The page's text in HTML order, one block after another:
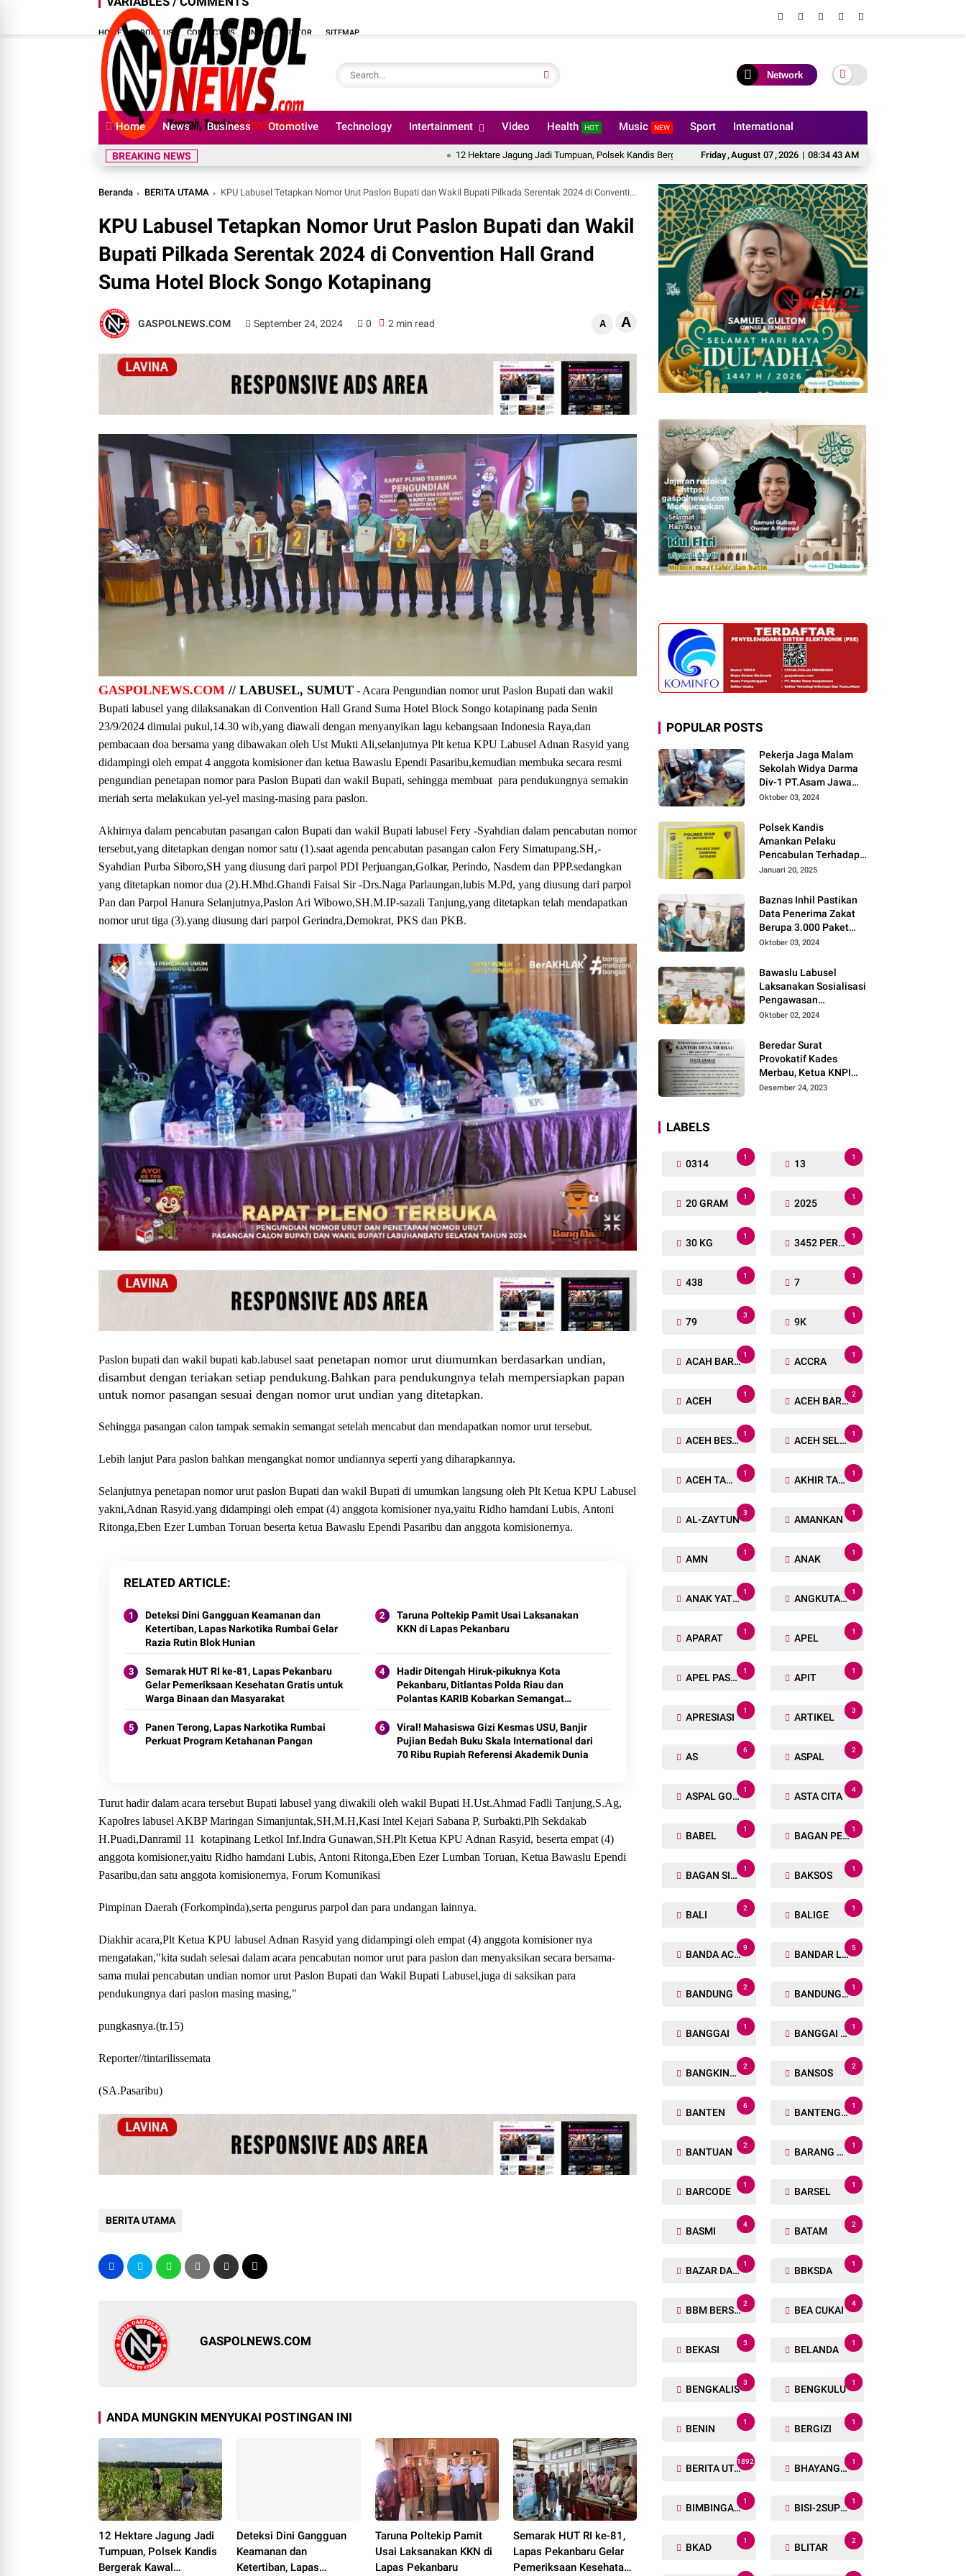
HOME ABOUT US CONTACT US INDEX EDITOR SITEMAP
Network
Home News Business Otomotive Technology Intertainment Video Health HOT Music NEW Sport International
Friday,August 07,2026 | 08:34 45 AM
BREAKING NEWS 12 Hektare Jagung Jadi Tumpuan, Polsek Kandis Bergerak Kawal Swasembada Pangan Deteksi Dini Gangguan Keamanan dan
Beranda BERITA UTAMA KPU Labusel Tetapkan Nomor Urut Paslon Bupati dan Wakil Bupati Pilkada Serentak 2024 di Convention Hall Grand Suma Hotel Block Songo Kotapinang
KPU Labusel Tetapkan Nomor Urut Paslon Bupati dan Wakil
Bupati Pilkada Serentak 2024 di Convention Hall Grand
Suma Hotel Block Songo Kotapinang
GASPOLNEWS.COM September 24, 2024 0 2 min read A A
GASPOLNEWS.COM // LABUSEL, SUMUT - Acara Pengundian nomor urut Paslon Bupati dan wakil
Bupati labusel yang dilaksanakan di Convention Hall Grand Suma Hotel Block Songo kotapinang pada Senin
23/9/2024 dimulai pukul,14.30 wib,yang diawali dengan menyanyikan lagu kebangsaan Indonesia Raya,dan
pembacaan doa bersama yang dibawakan oleh Ust Mukti Ali,selanjutnya Plt ketua KPU Labusel Adnan Rasyid yang
didampingi oleh empat 4 anggota komisioner dan ketua Bawaslu Ependi Pasaribu,kemudian membuka secara resmi
pengundian penetapan nomor para Paslon Bupati dan wakil Bupati, sehingga membuat para pendukungnya semakin
meriah serta melakukan yel-yel masing-masing para paslon.
Akhirnya dalam pencabutan pasangan calon Bupati dan wakil Bupati labusel Fery -Syahdian dalam pencabutan nomor
tersebut,yang ditetapkan dengan nomor satu (1).saat agenda pencabutan pasangan calon Fery Simatupang.SH,-
Syahdian Purba Siboro,SH yang diusung dari parpol PDI Perjuangan,Golkar, Perindo, Nasdem dan PPP.sedangkan
yang ditetapkan nomor dua (2).H.Mhd.Ghandi Faisal Sir -Drs.Naga Parlaungan,lubis M.Pd, yang diusung dari parpol
Pan dan Parpol Hanura Selanjutnya,Paslon Ari Wibowo,SH.M.IP-sazali Tanjung,yang ditetapkan telah mendapatkan
nomor urut tiga (3).yang diusung dari parpol Gerindra,Demokrat, PKS dan PKB.
Paslon bupati dan wakil bupati kab.labusel saat penetapan nomor urut diumumkan berdasarkan undian,
disambut dengan teriakan setiap pendukung.Bahkan para pendukungnya telah mempersiapkan papan
untuk nomor pasangan sesuai dengan nomor urut undian yang ditetapkan.
Sehingga pasangan calon tampak semakin semangat setelah mencabut dan mendapatkan nomor urut tersebut.
Lebih lanjut Para paslon bahkan mengangkat nomor undiannya seperti yang diharapkannya.
Selanjutnya penetapan nomor urut paslon Bupati dan wakil Bupati di umumkan langsung oleh Plt Ketua KPU Labusel
yakni,Adnan Rasyid.yang didampingi oleh empat (4) anggota komisioner nya,yaitu Ridho hamdani Lubis, Antoni
Ritonga,Eben Ezer Lumban Toruan beserta ketua Bawaslu Ependi Pasaribu dan anggota komisionernya.
RELATED ARTICLE
Deteksi Dini Gangguan Keamanan dan
Ketertiban, Lapas Narkotika Rumbai Gelar
Razia Rutin Blok Hunian
Taruna Poltekip Pamit Usai Laksanakan
KKN di Lapas Pekanbaru
Semarak HUT RI ke-81, Lapas Pekanbaru
Gelar Pemeriksaan Kesehatan Gratis untuk
Warga Binaan dan Masyarakat
Hadir Ditengah Hiruk-pikuknya Kota
Pekanbaru, Ditlantas Polda Riau dan
Polantas KARIB Kobarkan Semangat
Policing Jelang HUT RI Ke-81 Tahun
Panen Terong, Lapas Narkotika Rumbai
Perkuat Program Ketahanan Pangan
Viral! Mahasiswa Gizi Kesmas USU, Banjir
Pujian Bedah Buku Skala International dari
70 Ribu Rupiah Referensi Akademik Dunia
Turut hadir dalam acara tersebut Bupati labusel yang diwakili oleh wakil Bupati H.Ust.Ahmad Fadli Tanjung,S.Ag,
Kapolres labusel AKBP Maringan Simanjuntak,SH,M.H,Kasi Intel Kejari Sabana P, Surbakti,Plh Sekdakab
H.Puadi,Danramil 11 kotapinang Letkol Inf.Indra Gunawan,SH.Plt Ketua KPU Adnan Rasyid, beserta empat (4)
anggota komisioner,yaitu Ridho hamdani Lubis, Antoni Ritonga,Eben Ezer Lumban Toruan, Ketua Bawaslu Ependi
Pasaribu,dan satu anggota komisionernya, Forum Komunikasi
Pimpinan Daerah (Forkompinda),serta pengurus parpol dan para undangan lainnya.
Diakhir acara,Plt Ketua KPU labusel Adnan Rasyid yang didampingi oleh empat (4) anggota komisioner nya
mengatakan,"kita sudah selesai dalam acara pencabutan nomor urut para paslon dan menyaksikan secara bersama-
sama mulai pencabutan undian nomor urut Paslon Bupati dan Wakil Bupati Labusel,juga di saksikan para
pendukungnya dari paslon masing masing,"
pungkasnya.(tr.15)
Reporter//tintarilissemata
(SA.Pasaribu)
BERITA UTAMA
GASPOLNEWS.COM
ANDA MUNGKIN MENYUKAI POSTINGAN INI
12 Hektare Jagung Jadi
Tumpuan, Polsek Kandis
Bergerak Kawal
Deteksi Dini Gangguan
Keamanan dan
Ketertiban, Lapas
Taruna Poltekip Pamit
Usai Laksanakan KKN di
Lapas Pekanbaru
Semarak HUT RI ke-81,
Lapas Pekanbaru Gelar
Pemeriksaan Kesehatan
POPULAR POSTS
Pekerja Jaga Malam
Sekolah Widya Darma
Div-1 PT.Asam Jawa
Todongkan Senpi
Sumberjo
Oktober 03, 2024
Polsek Kandis
Amankan Pelaku
Pencabulan Terhadap
Dua Anak Kakak-
Gereja
Januari 20, 2025
Baznas Inhil Pastikan
Data Penerima Zakat
Berupa 3.000 Paket
Premium Boxs Sudah
Oktober 03, 2024
Bawaslu Labusel
Laksanakan Sosialisasi
Pengawasan
Partisipatif kepada
Pemuda Dan Agama
Pada pilkada Serentak
2024
Oktober 02, 2024
Beredar Surat
Provokatif Kades
Merbau, Ketua KNPI
Riau: "Periksa, Tangkap
Desember 24, 2023
LABELS
0314
1
13
1
20 GRAM
1
2025
1
30 KG
1
3452 PERSONIL
1
438
1
7
1
79
3
9K
1
ACAH BARAT
1
ACCRA
1
ACEH
1
ACEH BARAT
2
ACEH BESAR
1
ACEH SELATAN
1
ACEH TAMIANG
1
AKHIR TAHUN
1
AL-ZAYTUN
3
AMANKAN
1
AMN
1
ANAK
1
ANAK YATIM
1
ANGKUTAN TRANSPORTASI
1
APARAT
1
APEL
1
APEL PASUKAN
1
APIT
1
APRESIASI
1
ARTIKEL
3
AS
6
ASPAL
2
ASPAL GORENG
1
ASTA CITA
4
BABEL
1
BAGAN PETE
1
BAGAN SIAPIN API
1
BAKSOS
1
BALI
2
BALIGE
1
BANDA ACEH
9
BANDAR LAMPUNG
5
BANDUNG
2
BANDUNG BARAT
1
BANGGAI
1
BANGGAI LAUT
1
BANGKINANG
2
BANSOS
2
BANTEN
6
BANTENG RAIDERS
1
BANTUAN
2
BARANG TUAKA
1
BARCODE
1
BARSEL
1
BASMI
4
BATAM
2
BAZAR DAN BAKSOS RAMADHAN
1
BBKSDA
1
BBM BERSUBSIDI
2
BEA CUKAI
4
BEKASI
3
BELANDA
1
BENGKALIS
3
BENGKULU
1
BENIN
1
BERGIZI
1
BERITA UTAMA
1892
BHAYANGKARA RUN
1
BIMBINGAN ROHANI
1
BISI-2SUPER
1
BKAD
1
BLITAR
2